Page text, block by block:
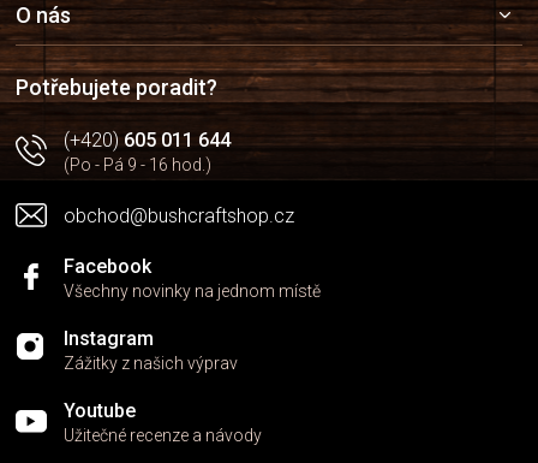
a
t
í
O nás
Potřebujete poradit?
(+420)605 011 644
(Po - Pá 9 - 16 hod.)
obchod@bushcraftshop.cz
Facebook
Všechny novinky na jednom místě
Instagram
Zážitky z našich výprav
Youtube
Užitečné recenze a návody